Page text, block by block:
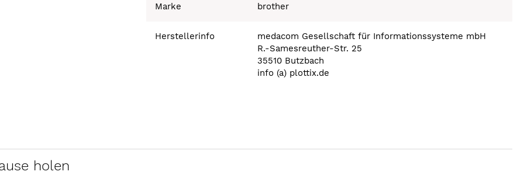
Marke brother
Herstellerinfo
medacom Gesellschaft für Informationssysteme mbH
R.-Samesreuther-Str. 25
35510 Butzbach
info (a) plottix.de
holen